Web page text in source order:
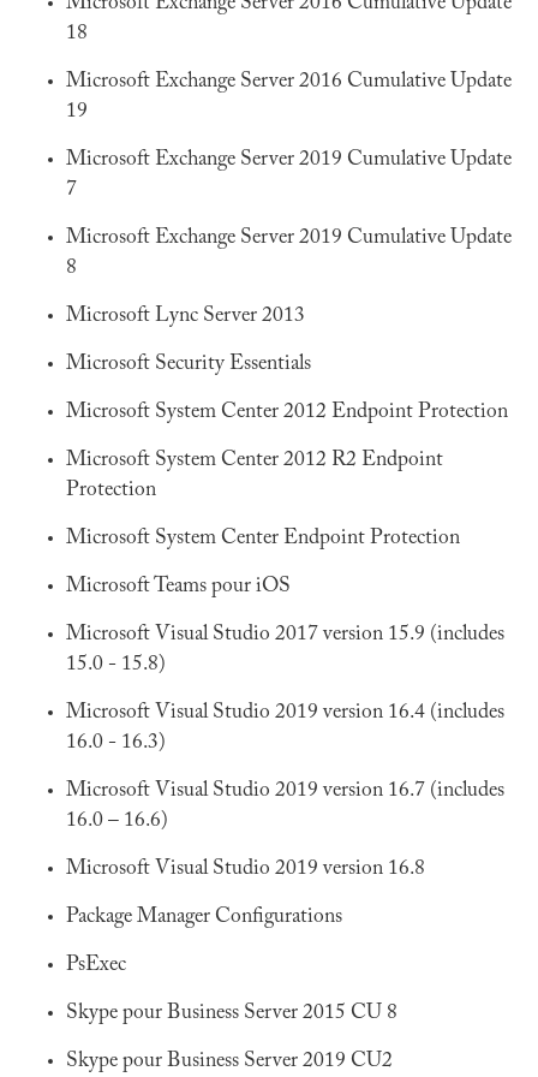
18
Microsoft Exchange Server 2016 Cumulative Update
19
Microsoft Exchange Server 2019 Cumulative Update
7
Microsoft Exchange Server 2019 Cumulative Update
8
Microsoft Lync Server 2013
Microsoft Security Essentials
Microsoft System Center 2012 Endpoint Protection
Microsoft System Center 2012 R2 Endpoint
Protection
Microsoft System Center Endpoint Protection
Microsoft Teams pour iOS
Microsoft Visual Studio 2017 version 15.9 (includes
15.0 - 15.8)
Microsoft Visual Studio 2019 version 16.4 (includes
16.0 - 16.3)
Microsoft Visual Studio 2019 version 16.7 (includes
16.0 – 16.6)
Microsoft Visual Studio 2019 version 16.8
Package Manager Configurations
PsExec
Skype pour Business Server 2015 CU 8
Skype pour Business Server 2019 CU2